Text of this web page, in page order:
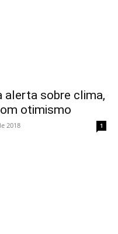
alerta sobre clima,
otimismo
2018 1